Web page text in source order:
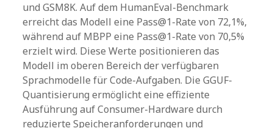
und GSM8K. Auf dem HumanEval-Benchmark
erreicht das Modell eine Pass@1-Rate von 72,1%,
während auf MBPP eine Pass@1-Rate von 70,5%
erzielt wird. Diese Werte positionieren das
Modell im oberen Bereich der verfügbaren
Sprachmodelle für Code-Aufgaben. Die GGUF-
Quantisierung ermöglicht eine effiziente
Ausführung auf Consumer-Hardware durch
reduzierte Speicheranforderungen und